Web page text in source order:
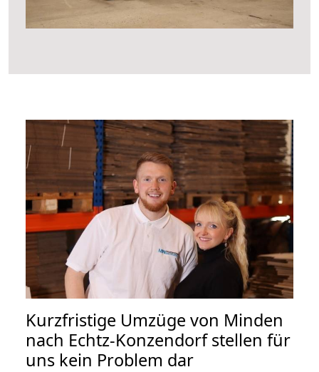
Kurzfristige Umzüge von Minden
nach Echtz-Konzendorf stellen für
uns kein Problem dar